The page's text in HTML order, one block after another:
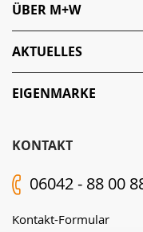
KONTAKT
06042 - 88 00
Kontakt-Formular
ÜBER M+W
AKTUELLES
EIGENMARKE